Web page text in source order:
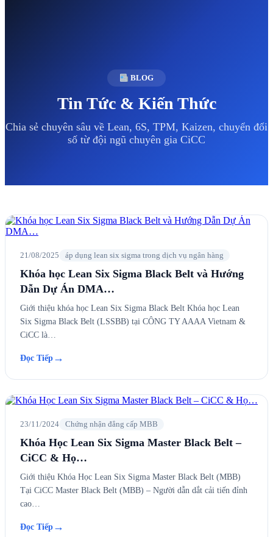
BLOG
Tin Tức & Kiến Thức
Chia sẻ chuyên sâu về Lean, 6S, TPM, Kaizen, chuyển đổi
số từ đội ngũ chuyên gia CiCC
21/08/2025 áp dụng lean six sigma trong dịch vụ ngân hàng
Khóa học Lean Six Sigma Black Belt và Hướng
Dẫn Dự Án DMA…
Giới thiệu khóa học Lean Six Sigma Black Belt Khóa học Lean
Six Sigma Black Belt (LSSBB) tại CÔNG TY AAAA Vietnam &
CiCC là…
Đọc Tiếp →
23/11/2024 Chứng nhận đẳng cấp MBB
Khóa Học Lean Six Sigma Master Black Belt –
CiCC & Họ…
Giới thiệu Khóa Học Lean Six Sigma Master Black Belt (MBB)
Tại CiCC Master Black Belt (MBB) – Người dẫn dắt cải tiến đỉnh
cao…
Đọc Tiếp →